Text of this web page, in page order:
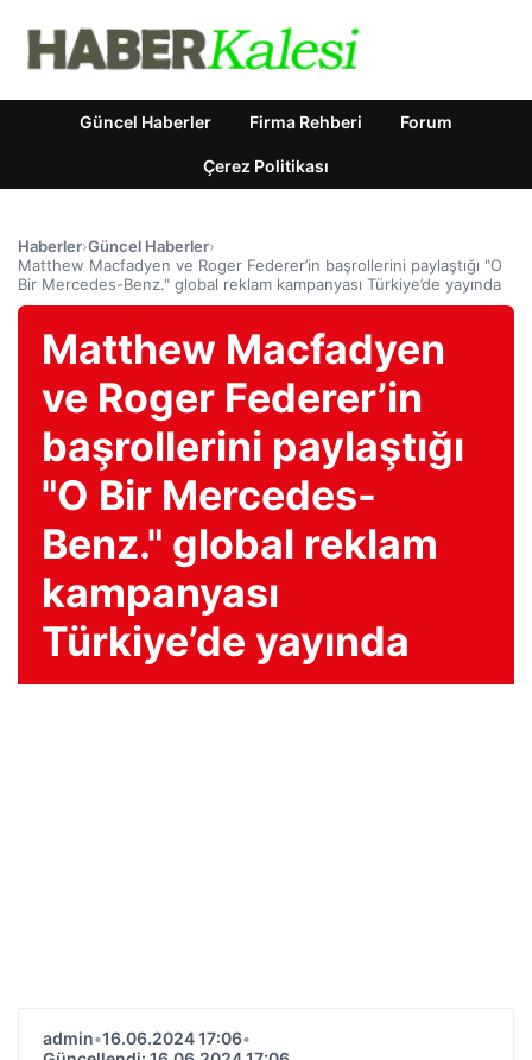
Güncel Haberler Firma Rehberi Forum
Çerez Politikası
Haberler›Güncel Haberler›
Matthew Macfadyen ve Roger Federer’in başrollerini paylaştığı "O
Bir Mercedes-Benz." global reklam kampanyası Türkiye’de yayında
Matthew Macfadyen
ve Roger Federer’in
başrollerini paylaştığı
"O Bir Mercedes-
Benz." global reklam
kampanyası
Türkiye’de yayında
admin•16.06.2024 17:06•